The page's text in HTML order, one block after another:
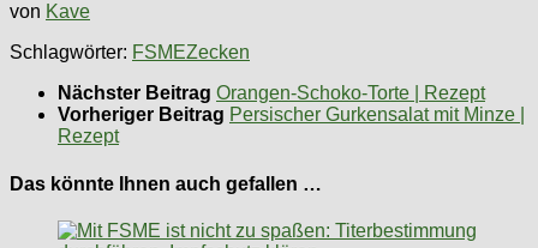
von Kave
Schlagwörter: FSMEZecken
Nächster Beitrag Orangen-Schoko-Torte | Rezept
Vorheriger Beitrag Persischer Gurkensalat mit Minze |
Rezept
Das könnte Ihnen auch gefallen …